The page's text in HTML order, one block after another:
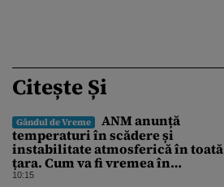
Citește Și
Gândul de Vreme
ANM anunță
temperaturi în scădere și
instabilitate atmosferică în toată
țara. Cum va fi vremea în
București și când vin vijeliile
10:15